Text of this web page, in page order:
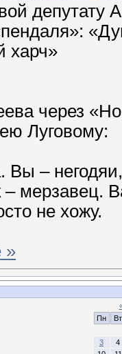
депутату
харч»
через
Луговому:
Вы –
мерзавец.
не хожу.
»
Пн
Вт
3
4